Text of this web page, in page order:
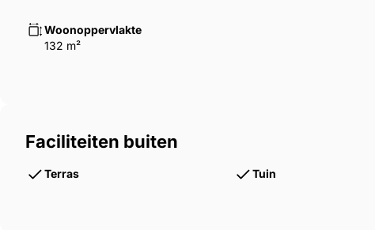
Woonoppervlakte
132 m²
Faciliteiten buiten
Terras Tuin